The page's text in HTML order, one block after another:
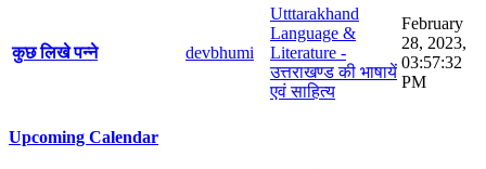
कुछ लिखे पन्ने devbhumi
Utttarakhand
Language &
Literature -
उत्तराखण्ड की भाषायें
एवं साहित्य
February
28, 2023,
03:57:32
PM
Upcoming Calendar